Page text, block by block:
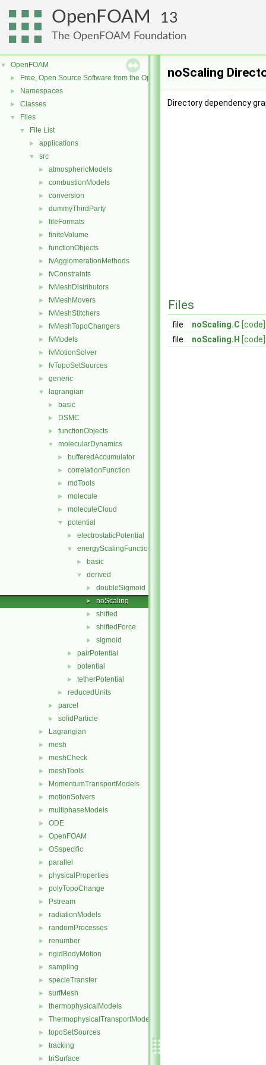
OpenFOAM 13
The OpenFOAM Foundation
▼ OpenFOAM
► Free, Open Source Software from the OpenFOAM Foundation
► Namespaces
► Classes
▼ Files
▼ File List
► applications
▼ src
► atmosphericModels
► combustionModels
► conversion
► dummyThirdParty
► fileFormats
► finiteVolume
► functionObjects
► fvAgglomerationMethods
► fvConstraints
► fvMeshDistributors
► fvMeshMovers
► fvMeshStitchers
► fvMeshTopoChangers
► fvModels
► fvMotionSolver
► fvTopoSetSources
► generic
▼ lagrangian
► basic
► DSMC
► functionObjects
▼ molecularDynamics
► bufferedAccumulator
► correlationFunction
► mdTools
► molecule
► moleculeCloud
▼ potential
► electrostaticPotential
▼ energyScalingFunction
► basic
▼ derived
► doubleSigmoid
► noScaling
► shifted
► shiftedForce
► sigmoid
► pairPotential
► potential
► tetherPotential
► reducedUnits
► parcel
► solidParticle
► Lagrangian
► mesh
► meshCheck
► meshTools
► MomentumTransportModels
► motionSolvers
► multiphaseModels
► ODE
► OpenFOAM
► OSspecific
► parallel
► physicalProperties
► polyTopoChange
► Pstream
► radiationModels
► randomProcesses
► renumber
► rigidBodyMotion
► sampling
► specieTransfer
► surfMesh
► thermophysicalModels
► ThermophysicalTransportModels
► topoSetSources
► tracking
► triSurface
noScaling
Directory dependency
Files
file noScaling.C [code]
file
noScaling.H [code]